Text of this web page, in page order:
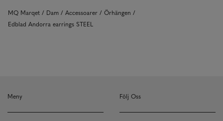
MQ Marqet Dam Accessoarer
Örhängen
Edblad Andorra earrings STEEL
Meny Följ Oss